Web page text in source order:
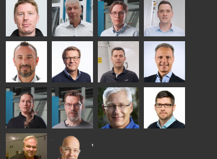
COMMUNICATIONS
- GLASTON
Jenks
Lyytikainen
Schadrin
GLASTON
Mikko
Rantala
Ralf
Wolter
Antti
Lehtokannas
Matthias
Fenske
Bertrand
Cazes
Simo
Salminen
GLASTON
FINLAND OY
Flavio
Martinho
Peter
Nischwitz
GLASTON
Alessa
Koskinen
Sakari
Palokangas